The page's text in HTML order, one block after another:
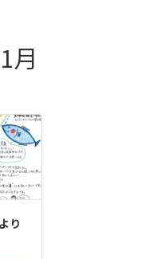
月
り